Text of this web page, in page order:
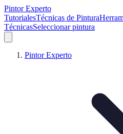
Pintor Experto
TutorialesTécnicas de Pintura
TécnicasSeleccionar pintura
Pintor Experto